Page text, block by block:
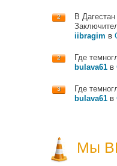
2
В
iibragim в
2
Где
bulava61в
3
Где
bulava61в
Мы